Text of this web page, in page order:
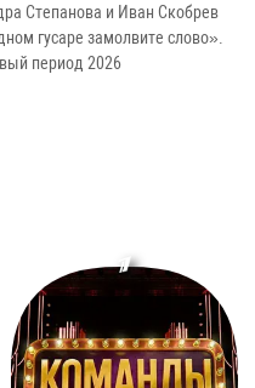
Степанова и Иван Скобрев
гусаре замолвите слово».
период 2026